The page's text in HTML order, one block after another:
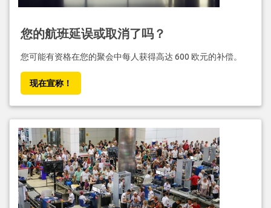
您的航班延误或取消了吗？
您可能有资格在您的聚会中每人获得高达 600 欧元的补偿。
现在宣称！